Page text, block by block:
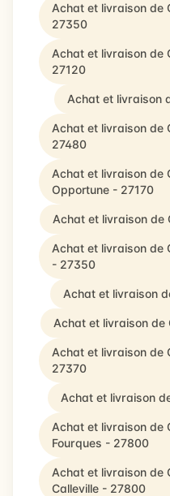
Achat et livraison de
27350
Achat et livraison de
27120
Achat et livraison
Achat et livraison de
27480
Achat et livraison de
Opportune - 27170
Achat et livraison de
Achat et livraison de
- 27350
Achat et livraison
Achat et livraison de
Achat et livraison de
27370
Achat et livraison
Achat et livraison de
Fourques - 27800
Achat et livraison de
Calleville - 27800